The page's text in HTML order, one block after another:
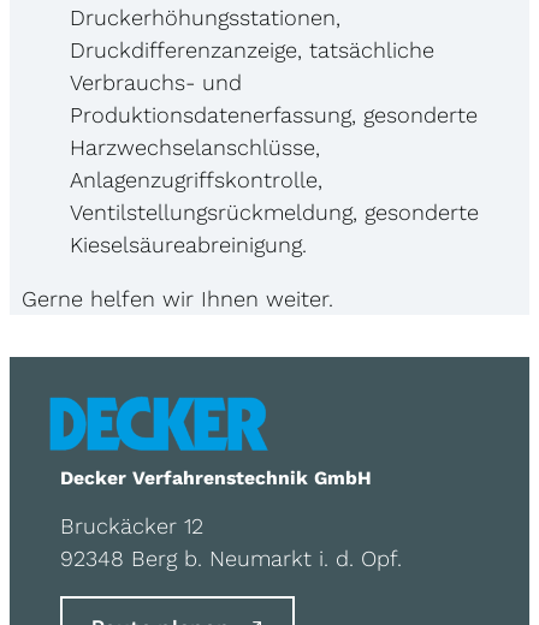
Druckerhöhungsstationen,
Druckdifferenzanzeige, tatsächliche
Verbrauchs- und
Produktionsdatenerfassung, gesonderte
Harzwechselanschlüsse,
Anlagenzugriffskontrolle,
Ventilstellungsrückmeldung, gesonderte
Kieselsäureabreinigung.
Gerne helfen wir Ihnen weiter.
Decker Verfahrenstechnik GmbH
Bruckäcker 12
92348 Berg b. Neumarkt i. d. Opf.